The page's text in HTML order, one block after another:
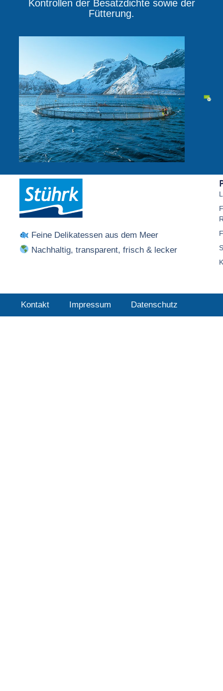
Kontrollen der Besatzdichte sowie der
Fütterung.
Feine Delikatessen aus dem Meer
Nachhaltig, transparent, frisch & lecker
Kontakt Impressum Datenschutz